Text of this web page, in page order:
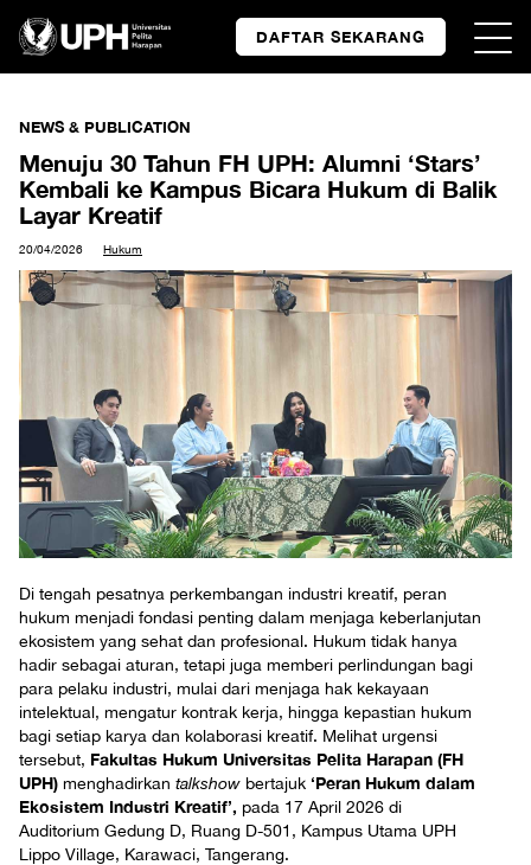
DAFTAR SEKARANG
NEWS & PUBLICATION
Menuju 30 Tahun FH UPH: Alumni ‘Stars’
Kembali ke Kampus Bicara Hukum di Balik
Layar Kreatif
20/04/2026 Hukum
Di tengah pesatnya perkembangan industri kreatif, peran
hukum menjadi fondasi penting dalam menjaga keberlanjutan
ekosistem yang sehat dan profesional. Hukum tidak hanya
hadir sebagai aturan, tetapi juga memberi perlindungan bagi
para pelaku industri, mulai dari menjaga hak kekayaan
intelektual, mengatur kontrak kerja, hingga kepastian hukum
bagi setiap karya dan kolaborasi kreatif. Melihat urgensi
tersebut, Fakultas Hukum Universitas Pelita Harapan (FH
UPH) menghadirkan talkshow bertajuk ‘Peran Hukum dalam
Ekosistem Industri Kreatif’, pada 17 April 2026 di
Auditorium Gedung D, Ruang D-501, Kampus Utama UPH
Lippo Village, Karawaci, Tangerang.